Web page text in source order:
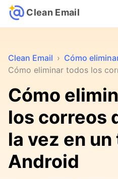
Clean Email
Clean Email › Cómo
Cómo eliminar todos los
Cómo
los correos
la vez en
Android